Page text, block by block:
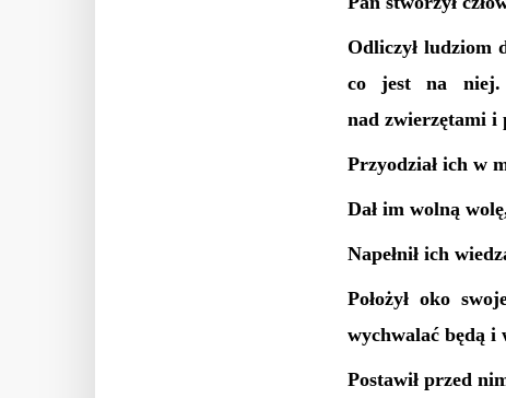
Odliczył ludziom
co jest na niej.
nad zwierzętami i
Przyodział ich w
Dał im wolną
Napełnił ich
Położył oko
wychwalać będą i
Postawił przed